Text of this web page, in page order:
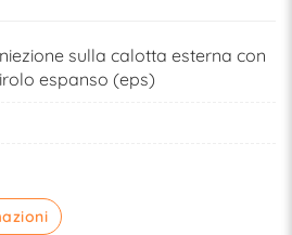
sulla calotta esterna con
espanso (eps)